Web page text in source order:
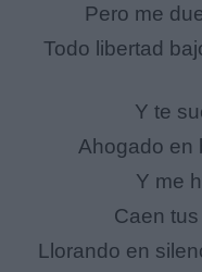
Pero me
Todo libertad
Y te
Ahogado en
Y me
Caen
Llorando en